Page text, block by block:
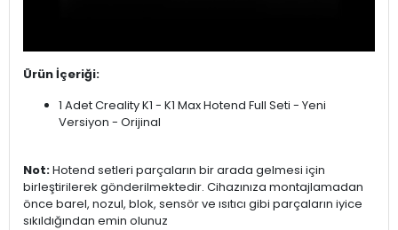
Ürün İçeriği:
1 Adet Creality K1 - K1 Max Hotend Full Seti - Yeni
Versiyon - Orijinal
Not:Hotend setleri parçaların bir arada gelmesi için
birleştirilerek gönderilmektedir. Cihazınıza montajlamadan
önce barel, nozul, blok, sensör ve ısıtıcı gibi parçaların iyice
sıkıldığından emin olunuz